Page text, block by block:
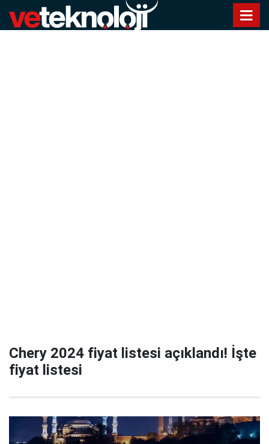
Chery 2024 fiyat listesi açıklandı! İşte
fiyat listesi